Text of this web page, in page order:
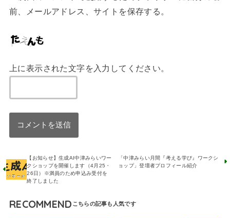
前、メールアドレス、サイトを保存する。
上に表示された文字を入力してください。
【お知らせ】生成AI中津みらいワー
クショップを開催します（4月25・
26日）※満員のため申込み受付を
終了しました
「中津みらい月間『考える学び』ワークシ
ョップ」登壇者プロフィール紹介
RECOMMEND